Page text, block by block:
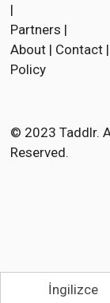
c
e
o
k
t
r
|
Partners |
About | Contact |
Policy
© 2023 Taddlr.
Reserved.
İngilizce